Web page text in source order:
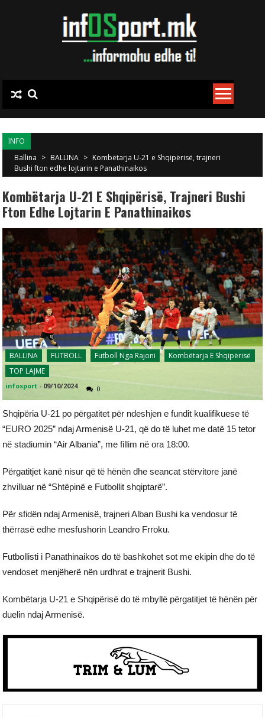
INFO
Ballina > BALLINA > Kombëtarja U-21 e Shqipërisë, trajneri
Bushi fton edhe lojtarin e Panathinaikos
Kombëtarja U-21 E Shqipërisë, Trajneri Bushi
Fton Edhe Lojtarin E Panathinaikos
BALLINA FUTBOLL Futboll Nga Rajoni
Kombëtarja E Shqipërisë
TOP LAJME
infosport - 09/10/2024 0
Shqipëria U-21 po përgatitet për ndeshjen e fundit kualifikuese të
“EURO 2025” ndaj Armenisë U-21, që do të luhet me datë 15 tetor
në stadiumin “Air Albania”, me fillim në ora 18:00.
Përgatitjet kanë nisur që të hënën dhe seancat stërvitore janë
zhvilluar në “Shtëpinë e Futbollit shqiptarë”.
Për sfidën ndaj Armenisë, trajneri Alban Bushi ka vendosur të
thërrasë edhe mesfushorin Leandro Frroku.
Futbollisti i Panathinaikos do të bashkohet sot me ekipin dhe do të
vendoset menjëherë nën urdhrat e trajnerit Bushi.
Kombëtarja U-21 e Shqipërisë do të mbyllë përgatitjet të hënën për
duelin ndaj Armenisë.